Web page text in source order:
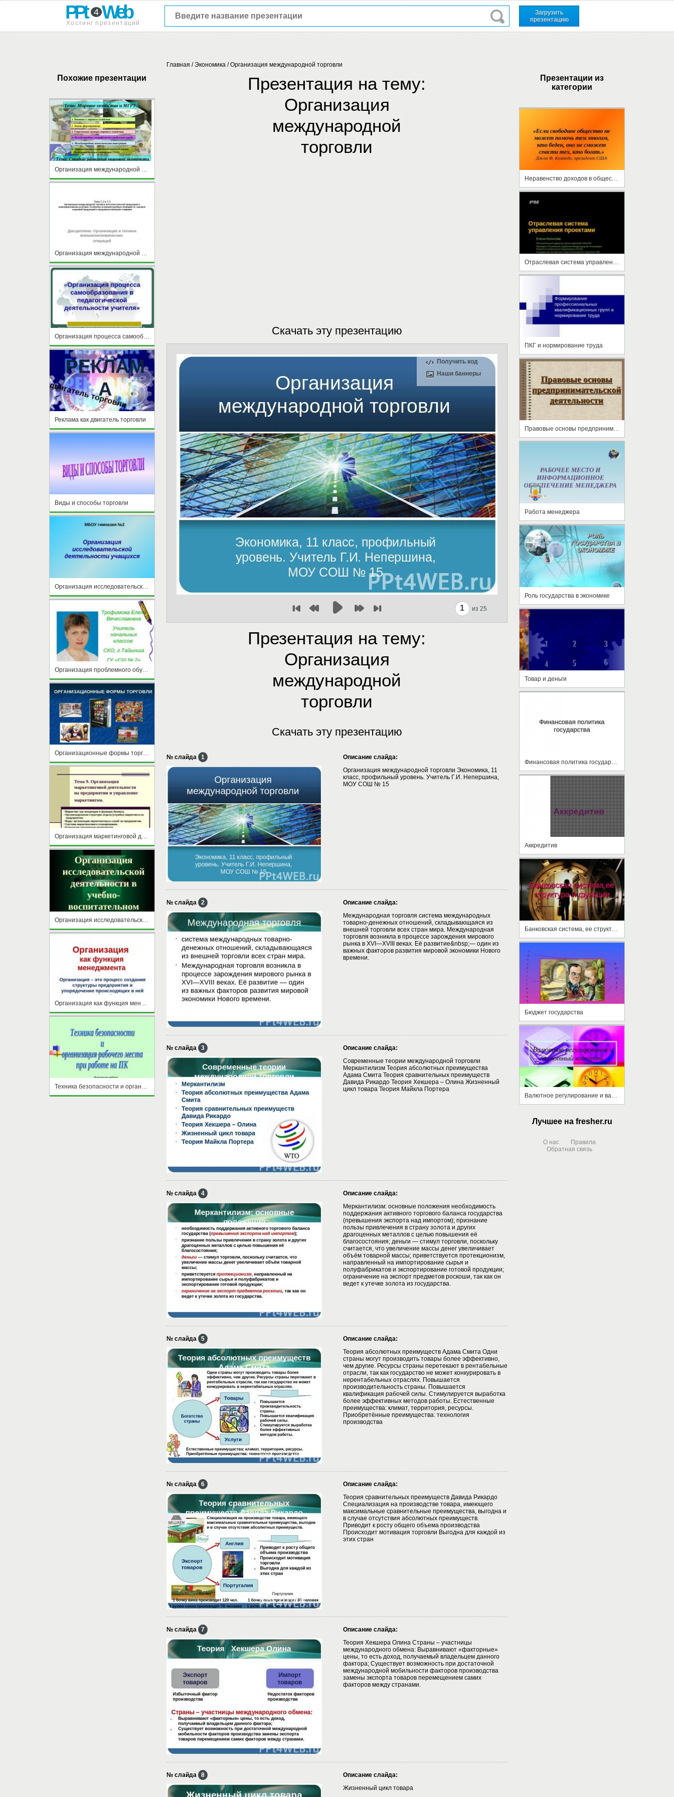
PPt 4 Web
Хостинг презентаций
Загрузить
презентацию
Похожие презентации
Организация международной торговли
Реклама как двигатель торговли
Виды и способы торговли
Организация проблемного обучения
Организационные формы торговли
Организация маркетинговой деятельности
Организация как функция менеджмента
Техника безопасности и организация рабочего места при работе на ПК
Главная /Экономика /Организация международной торговли
Презентация на тему:
Организация
международной
торговли
Скачать эту презентацию
Получить код
Наши баннеры
1 из 25
Презентация на тему:
Организация
международной
торговли
Скачать эту презентацию
№ слайда 1
Описание слайда:
Организация международной торговли Экономика, 11
класс, профильный уровень. Учитель Г.И. Непершина,
МОУ СОШ № 15
№ слайда 2
Описание слайда:
Международная торговля система международных
товарно-денежных отношений, складывающаяся из
внешней торговли всех стран мира. Международная
торговля возникла в процессе зарождения мирового
рынка в XVI—XVIII веках. Её развитие&nbsp;— один из
важных факторов развития мировой экономики Нового
времени.
№ слайда 3
Описание слайда:
Современные теории международной торговли
Меркантилизм Теория абсолютных преимущества
Адама Смита Теория сравнительных преимуществ
Давида Рикардо Теория Хекшера – Олина Жизненный
цикл товара Теория Майкла Портера
№ слайда 4
Описание слайда:
Меркантилизм: основные положения необходимость
поддержания активного торгового баланса государства
(превышения экспорта над импортом); признание
пользы привлечения в страну золота и других
драгоценных металлов с целью повышения её
благосостояния; деньги — стимул торговли, поскольку
считается, что увеличение массы денег увеличивает
объём товарной массы; приветствуется протекционизм,
направленный на импортирование сырья и
полуфабрикатов и экспортирование готовой продукции;
ограничение на экспорт предметов роскоши, так как он
ведет к утечке золота из государства.
№ слайда 5
Описание слайда:
Теория абсолютных преимуществ Адама Смита Одни
страны могут производить товары более эффективно,
чем другие. Ресурсы страны перетекают в рентабельные
отрасли, так как государство не может конкурировать в
нерентабельных отраслях. Повышается
производительность страны. Повышается
квалификация рабочей силы. Стимулируется выработка
более эффективных методов работы. Естественные
преимущества: климат, территория, ресурсы.
Приобретённые преимущества: технология
производства
№ слайда 6
Описание слайда:
Теория сравнительных преимуществ Давида Рикардо
Специализация на производстве товара, имеющего
максимальные сравнительные преимущества, выгодна и
в случае отсутствия абсолютных преимуществ.
Приводит к росту общего объема производства
Происходит мотивация торговли Выгодна для каждой из
этих стран
№ слайда 7
Описание слайда:
Теория Хекшера Олина Страны – участницы
международного обмена: Выравнивают «факторные»
цены, то есть доход, получаемый владельцем данного
фактора; Существует возможность при достаточной
международной мобильности факторов производства
замены экспорта товаров перемещением самих
факторов между странами.
№ слайда 8
Описание слайда:
Жизненный цикл товара
Презентации из
категории
Неравенство доходов в обществе
ПКГ и нормирование труда
Правовые основы предпринимательской деятельности
Работа менеджера
Роль государства в экономике
Товар и деньги
Финансовая политика государства
Аккредитив
Бюджет государства
Валютное регулирование и валютный контроль
Лучшее на fresher.ru
О нас
Правила
Обратная связь